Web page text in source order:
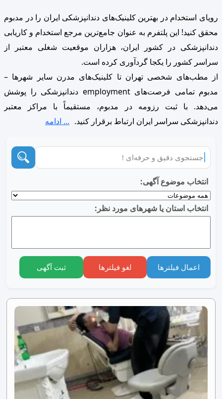
رویای استخدام در بهترین کلینیک‌های دندانپزشکی ایران را در مدبوم
محقق کنید! این پلتفرم به عنوان جامع‌ترین مرجع استخدام و کاریابی
دندانپزشکی در کشور ایران، هزاران موقعیت شغلی معتبر از
سراسر کشور را یکجا گردآوری کرده است.
از مطب‌های شخصی تهران تا کلینیک‌های مدرن سایر شهرها –
مدبوم تمامی فرصت‌های employment دندانپزشکی را پوشش
می‌دهد. با ثبت رزومه در مدبوم، مستقیماً با مراکز معتبر
دندانپزشکی سراسر ایران ارتباط برقرار کنید. ... ادامه
انتخاب موضوع آگهی:
انتخاب استان یا شهرهای مورد نظر:
اعمال فیلترها لغو فیلترها ثبت آگهی